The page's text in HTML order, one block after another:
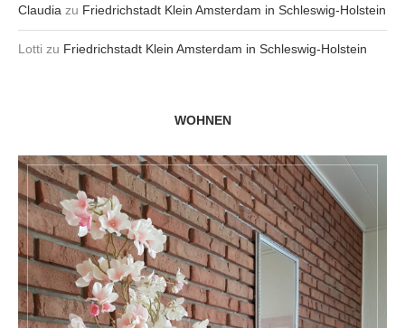
Claudia zu Friedrichstadt Klein Amsterdam in Schleswig-Holstein
Lotti zu Friedrichstadt Klein Amsterdam in Schleswig-Holstein
WOHNEN